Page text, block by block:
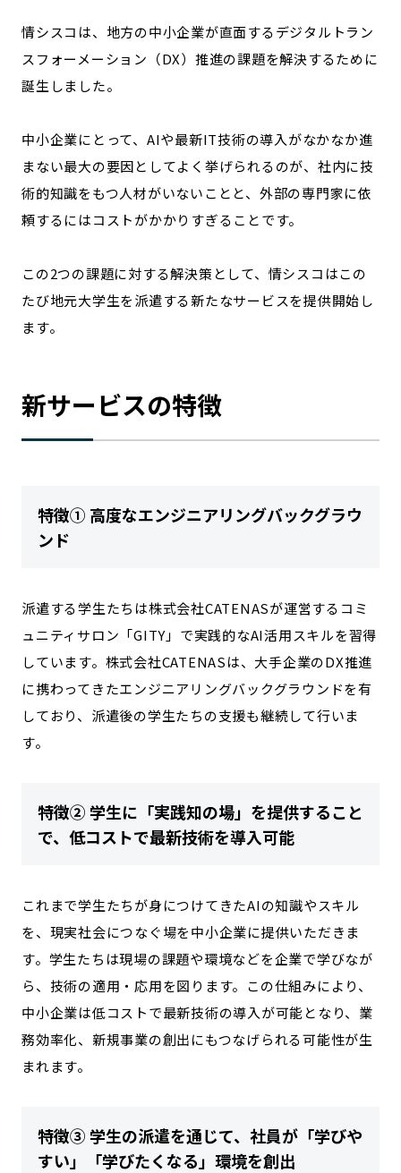
お問い合わせ 会社概要
情シスコは、地方の中小企業が直面するデジタルトラン
スフォーメーション（DX）推進の課題を解決するために
誕生しました。
中小企業にとって、AIや最新IT技術の導入がなかなか進
まない最大の要因としてよく挙げられるのが、社内に技
術的知識をもつ人材がいないことと、外部の専門家に依
頼するにはコストがかかりすぎることです。
この2つの課題に対する解決策として、情シスコはこの
たび地元大学生を派遣する新たなサービスを提供開始し
ます。
新サービスの特徴
特徴① 高度なエンジニアリングバックグラウ
ンド
派遣する学生たちは株式会社CATENASが運営するコミ
ュニティサロン「GITY」で実践的なAI活用スキルを習得
しています。株式会社CATENASは、大手企業のDX推進
に携わってきたエンジニアリングバックグラウンドを有
しており、派遣後の学生たちの支援も継続して行いま
す。
特徴② 学生に「実践知の場」を提供すること
で、低コストで最新技術を導入可能
これまで学生たちが身につけてきたAIの知識やスキル
を、現実社会につなぐ場を中小企業に提供いただきま
す。学生たちは現場の課題や環境などを企業で学びなが
ら、技術の適用・応用を図ります。この仕組みにより、
中小企業は低コストで最新技術の導入が可能となり、業
務効率化、新規事業の創出にもつなげられる可能性が生
まれます。
特徴③ 学生の派遣を通じて、社員が「学びや
すい」「学びたくなる」環境を創出